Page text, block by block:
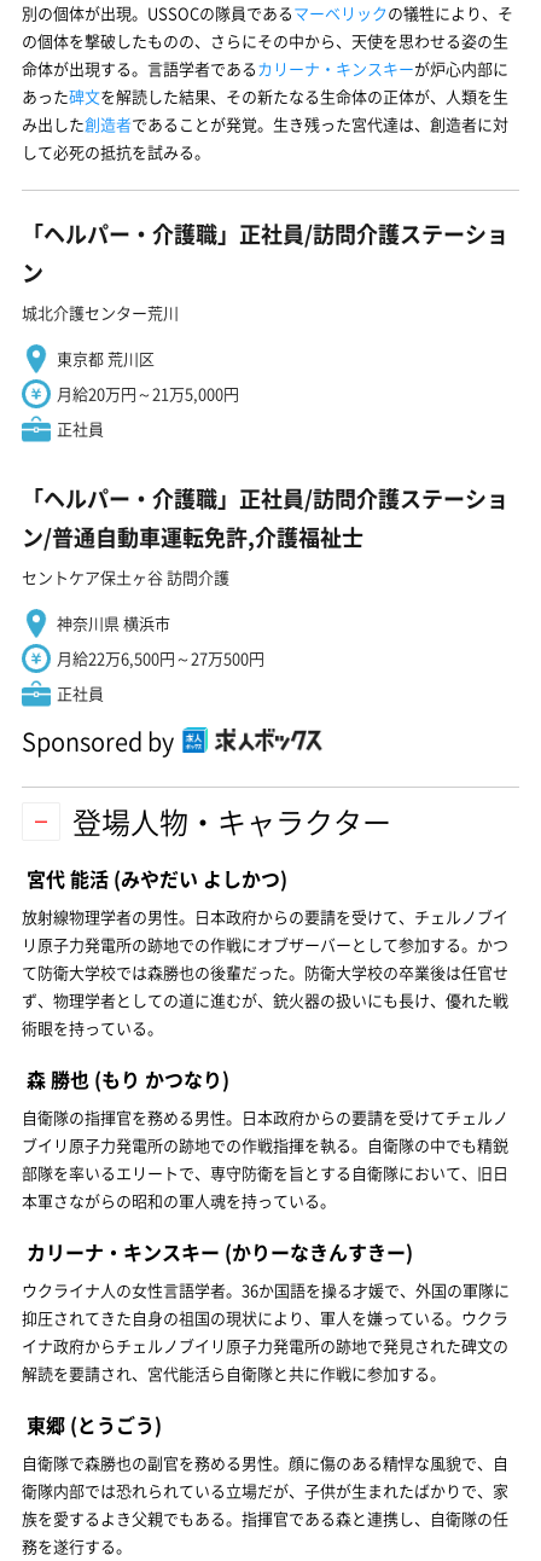
別の個体が出現。USSOCの隊員であるマーベリックの犠牲により、そ
の個体を撃破したものの、さらにその中から、天使を思わせる姿の生
命体が出現する。言語学者であるカリーナ・キンスキーが炉心内部に
あった碑文を解読した結果、その新たなる生命体の正体が、人類を生
み出した創造者であることが発覚。生き残った宮代達は、創造者に対
して必死の抵抗を試みる。
「ヘルパー・介護職」正社員/訪問介護ステーショ
ン
城北介護センター荒川
東京都 荒川区
月給20万円～21万5,000円
正社員
「ヘルパー・介護職」正社員/訪問介護ステーショ
ン/普通自動車運転免許,介護福祉士
セントケア保土ヶ谷 訪問介護
神奈川県 横浜市
月給22万6,500円～27万500円
正社員
Sponsored by
登場人物・キャラクター
宮代 能活 (みやだい よしかつ)
放射線物理学者の男性。日本政府からの要請を受けて、チェルノブイ
リ原子力発電所の跡地での作戦にオブザーバーとして参加する。かつ
て防衛大学校では森勝也の後輩だった。防衛大学校の卒業後は任官せ
ず、物理学者としての道に進むが、銃火器の扱いにも長け、優れた戦
術眼を持っている。
森 勝也 (もり かつなり)
自衛隊の指揮官を務める男性。日本政府からの要請を受けてチェルノ
ブイリ原子力発電所の跡地での作戦指揮を執る。自衛隊の中でも精鋭
部隊を率いるエリートで、専守防衛を旨とする自衛隊において、旧日
本軍さながらの昭和の軍人魂を持っている。
カリーナ・キンスキー (かりーなきんすきー)
ウクライナ人の女性言語学者。36か国語を操る才媛で、外国の軍隊に
抑圧されてきた自身の祖国の現状により、軍人を嫌っている。ウクラ
イナ政府からチェルノブイリ原子力発電所の跡地で発見された碑文の
解読を要請され、宮代能活ら自衛隊と共に作戦に参加する。
東郷 (とうごう)
自衛隊で森勝也の副官を務める男性。顔に傷のある精悍な風貌で、自
衛隊内部では恐れられている立場だが、子供が生まれたばかりで、家
族を愛するよき父親でもある。指揮官である森と連携し、自衛隊の任
務を遂行する。